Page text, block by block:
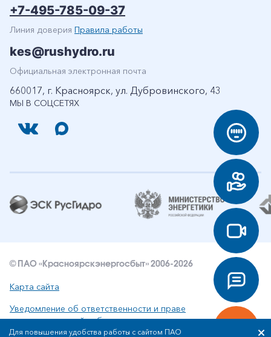
МЫ В СОЦСЕТЯХ
+7-495-785-09-37
Линия доверия Правила работы
kes@rushydro.ru
Официальная электронная почта
660017, г. Красноярск, ул. Дубровинского, 43
© ПАО «Красноярскэнергосбыт» 2006-2026
Карта сайта
Уведомление об ответственности и праве
интеллектуальной собственности
Для повышения удобства работы с сайтом ПАО